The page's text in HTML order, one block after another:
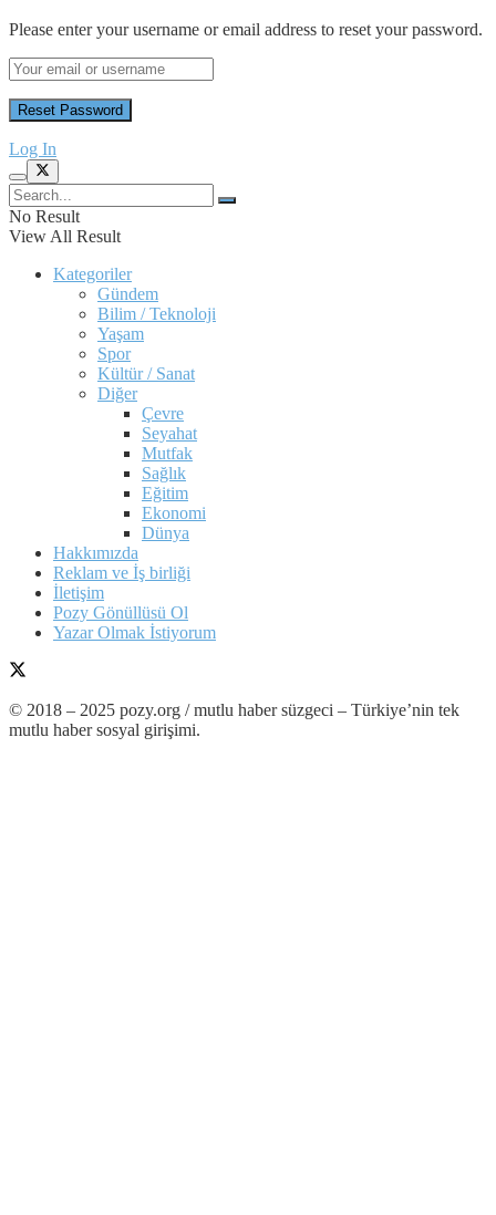
Please enter your username or email address to reset your password.
Log In
No Result
View All Result
Kategoriler
Gündem
Bilim / Teknoloji
Yaşam
Spor
Kültür / Sanat
Diğer
Çevre
Seyahat
Mutfak
Sağlık
Eğitim
Ekonomi
Dünya
Hakkımızda
Reklam ve İş birliği
İletişim
Pozy Gönüllüsü Ol
Yazar Olmak İstiyorum
© 2018 – 2025 pozy.org / mutlu haber süzgeci – Türkiye’nin tek
mutlu haber sosyal girişimi.